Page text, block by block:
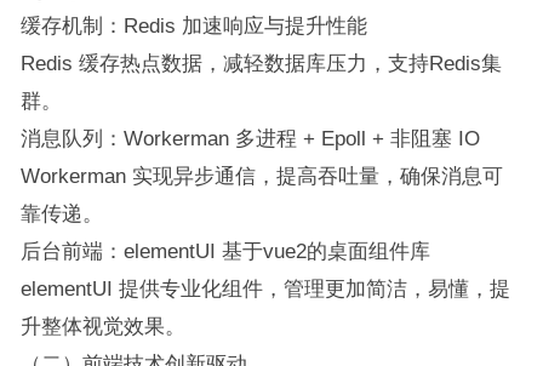
缓存机制：Redis 加速响应与提升性能
Redis 缓存热点数据，减轻数据库压力，支持Redis集
群。
消息队列：Workerman 多进程 + Epoll + 非阻塞 IO
Workerman 实现异步通信，提高吞吐量，确保消息可
靠传递。
后台前端：elementUI 基于vue2的桌面组件库
elementUI 提供专业化组件，管理更加简洁，易懂，提
升整体视觉效果。